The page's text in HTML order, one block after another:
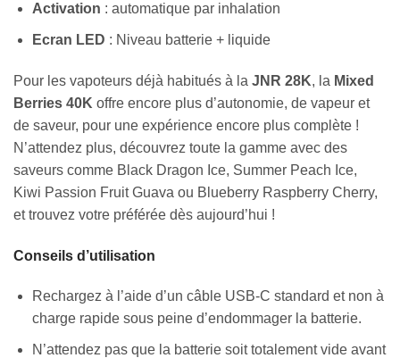
Activation : automatique par inhalation
Ecran LED : Niveau batterie + liquide
Pour les vapoteurs déjà habitués à la JNR 28K, la Mixed
Berries 40K offre encore plus d’autonomie, de vapeur et
de saveur, pour une expérience encore plus complète !
N’attendez plus, découvrez toute la gamme avec des
saveurs comme Black Dragon Ice, Summer Peach Ice,
Kiwi Passion Fruit Guava ou Blueberry Raspberry Cherry,
et trouvez votre préférée dès aujourd’hui !
Conseils d’utilisation
Rechargez à l’aide d’un câble USB-C standard et non à
charge rapide sous peine d’endommager la batterie.
N’attendez pas que la batterie soit totalement vide avant